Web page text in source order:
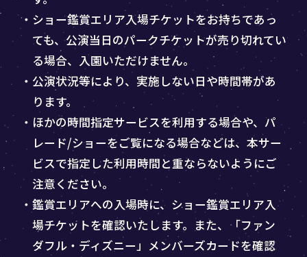
・ショー鑑賞エリア入場チケットをお持ちであっ
ても、公演当日のパークチケットが売り切れてい
る場合、入園いただけません。
・公演状況等により、実施しない日や時間帯があ
ります。
・ほかの時間指定サービスを利用する場合や、パ
レード/ショーをご覧になる場合などは、本サー
ビスで指定した利用時間と重ならないようにご
注意ください。
・鑑賞エリアへの入場時に、ショー鑑賞エリア入
場チケットを確認いたします。また、「ファン
ダフル・ディズニー」メンバーズカードを確認